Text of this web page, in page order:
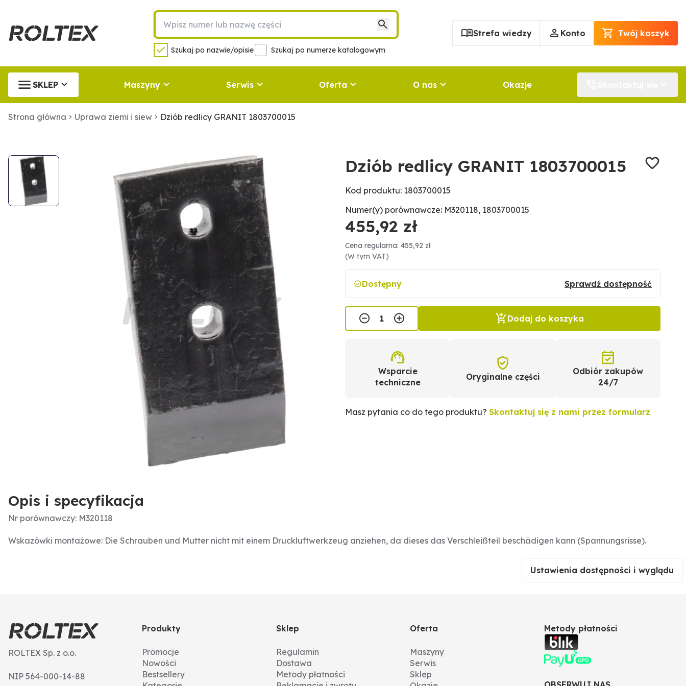
Szukaj po nazwie/opisie Szukaj po numerze katalogowym
Strefa wiedzy Konto Twój koszyk
SKLEP Maszyny Serwis Oferta O nas Okazje
Strona główna Uprawa ziemi i siew Dziób redlicy GRANIT 1803700015
Dziób redlicy GRANIT 1803700015
Kod produktu: 1803700015
Numer(y) porównawcze: M320118, 1803700015
455,92 zł
Cena regularna: 455,92 zł
(W tym VAT)
Dostępny Sprawdź dostępność
Dodaj do koszyka
Wsparcie
techniczne
Oryginalne części
Odbiór zakupów
24/7
Masz pytania co do tego produktu? Skontaktuj się z nami przez formularz
Opis i specyfikacja
Nr porównawczy: M320118
Wskazówki montażowe: Die Schrauben und Mutter nicht mit einem Druckluftwerkzeug anziehen, da dieses das Verschleißteil beschädigen kann (Spannungsrisse).
Ustawienia dostępności i wyglądu
ROLTEX Sp. z o.o.
NIP 564-000-14-88
Produkty
Promocje
Nowości
Bestsellery
Sklep
Regulamin
Dostawa
Metody płatności
Oferta
Maszyny
Serwis
Sklep
Metody płatności